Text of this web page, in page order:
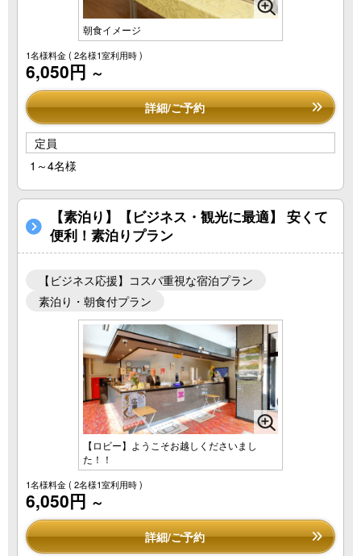
朝食イメージ
1名様料金( 2名様1室利用時 )
6,050円 ～
詳細/ご予約
定員
1～4名様
【素泊り】【ビジネス・観光に最適】 安くて
便利！素泊りプラン
【ビジネス応援】コスパ重視な宿泊プラン
素泊り・朝食付プラン
【ロビー】ようこそお越しくださいまし
た！！
1名様料金( 2名様1室利用時 )
6,050円 ～
詳細/ご予約